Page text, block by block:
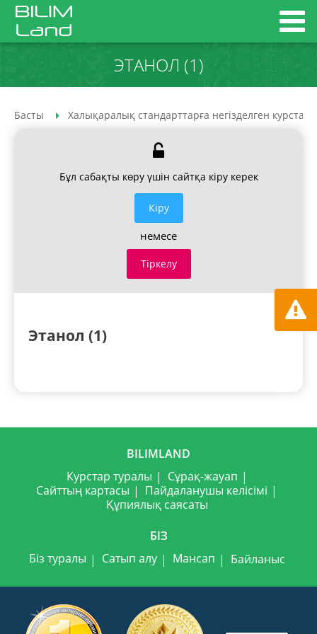
ЭТАНОЛ (1)
Басты Халықаралық стандарттарға негізделген курстар
Бұл сабақты көру үшін сайтқа кіру керек
Кiру
немесе
Тіркелу
Этанол (1)
BILIMLAND
Курстар туралы
Сұрақ-жауап
Сайттың картасы
Пайдаланушы келісімі
Құпиялық саясаты
БІЗ
Біз туралы
Сатып алу Мансап Байланыс